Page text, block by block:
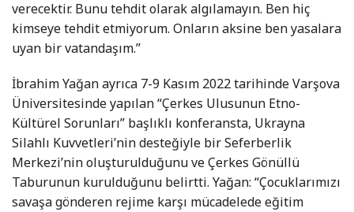
verecektir. Bunu tehdit olarak algılamayın. Ben hiç
kimseye tehdit etmiyorum. Onların aksine ben yasalara
uyan bir vatandaşım.”
İbrahim Yağan ayrıca 7-9 Kasım 2022 tarihinde Varşova
Üniversitesinde yapılan “Çerkes Ulusunun Etno-
Kültürel Sorunları” başlıklı konferansta, Ukrayna
Silahlı Kuvvetleri’nin desteğiyle bir Seferberlik
Merkezi’nin oluşturulduğunu ve Çerkes Gönüllü
Taburunun kurulduğunu belirtti. Yağan: “Çocuklarımızı
savaşa gönderen rejime karşı mücadelede eğitim